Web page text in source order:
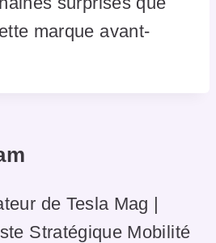
marque avant-
de Tesla Mag |
Stratégique Mobilité